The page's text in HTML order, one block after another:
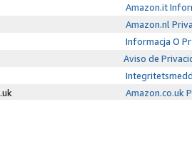
Amazon.it
Amazon.nl
Informacja O
Aviso de
Amazon.co.uk